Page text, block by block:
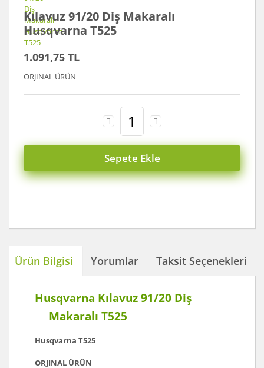
Kılavuz 91/20 Diş Makaralı
Husqvarna T525
1.091,75 TL
ORJINAL ÜRÜN
Sepete Ekle
Ürün Bilgisi Yorumlar Taksit Seçenekleri
Husqvarna Kılavuz 91/20 Diş
Makaralı T525
Husqvarna T525
ORJINAL ÜRÜN